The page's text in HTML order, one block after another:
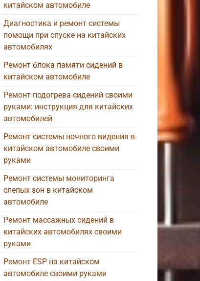
китайском автомобиле
Диагностика и ремонт системы
помощи при спуске на китайских
автомобилях
Ремонт блока памяти сидений в
китайском автомобиле
Ремонт подогрева сидений своими
руками: инструкция для китайских
автомобилей
Ремонт системы ночного видения в
китайском автомобиле своими
руками
Ремонт системы мониторинга
слепых зон в китайском
автомобиле
Ремонт массажных сидений в
китайских автомобилях своими
руками
Ремонт ESP на китайском
автомобиле своими руками